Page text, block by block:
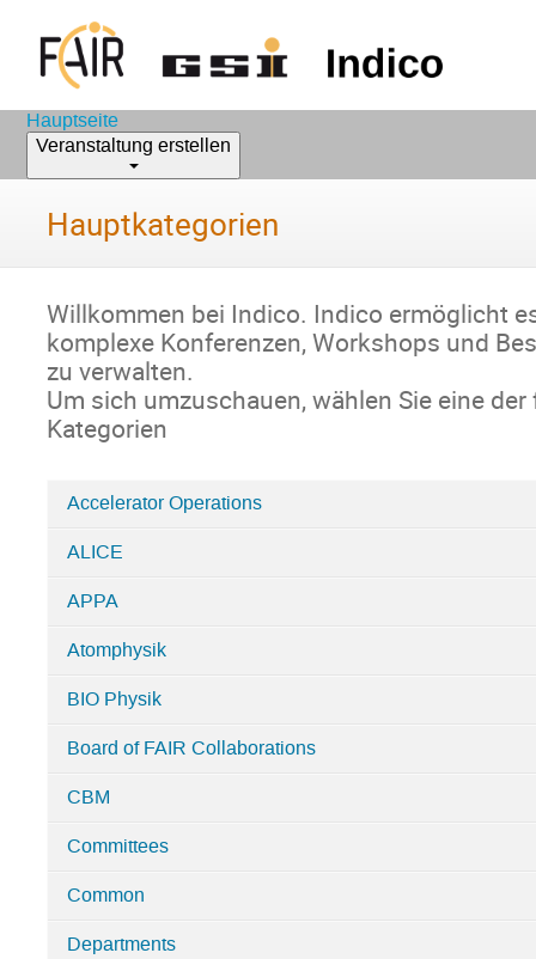
Hauptseite
Veranstaltung erstellen
Hauptkategorien
Willkommen bei Indico. Indico ermöglicht
komplexe Konferenzen, Workshops und
zu verwalten.
Um sich umzuschauen, wählen Sie eine
Kategorien
Home
Accelerator Operations
ALICE
APPA
Atomphysik
BIO Physik
Board of FAIR Collaborations
CBM
Committees
Common
Departments